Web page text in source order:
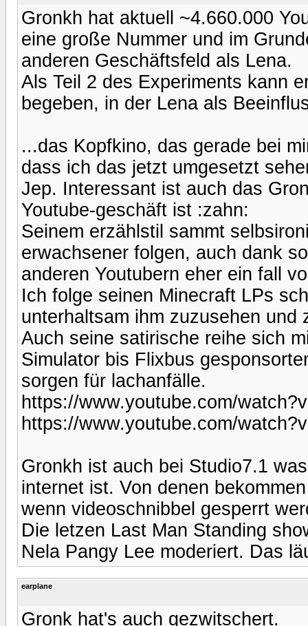
Gronkh hat aktuell ~4.660.000
eine große Nummer und im
anderen Geschäftsfeld als Lena.
Als Teil 2 des Experiments kann
begeben, in der Lena als
...das Kopfkino, das gerade bei
dass ich das jetzt umgesetzt
Jep. Interessant ist auch das
Youtube-geschäft ist :zahn:
Seinem erzählstil sammt
erwachsener folgen, auch dank
anderen Youtubern eher ein fall
Ich folge seinen Minecraft LPs
unterhaltsam ihm zuzusehen und
Auch seine satirische reihe sich
Simulator bis Flixbus
sorgen für lachanfälle.
https://www.youtube.com/
https://www.youtube.com/
Gronkh ist auch bei Studio7.1
internet ist. Von denen
wenn videoschnibbel gesperrt
Die letzen Last Man Standing
Nela Pangy Lee moderiert. Das
earplane
Gronk hat's auch gezwitschert.